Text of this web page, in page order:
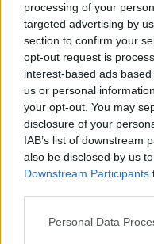
processing of your
targeted advertising by
section to confirm your
opt-out request is
interest-based ads
us or personal
your opt-out. You may
disclosure of your
IAB’s list of downstream
also be disclosed by us
Downstream Participants
Please note that this
Personal Data
Κίνδυνος
Φινόπουλου από
έκκληση του Δήμου
8/08/2026 - 8:54μμ